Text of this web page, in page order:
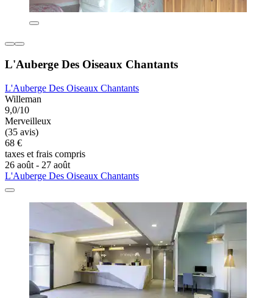
L'Auberge Des Oiseaux Chantants
L'Auberge Des Oiseaux Chantants
Willeman
9,0/10
Merveilleux
(35 avis)
68 €
taxes et frais compris
26 août - 27 août
L'Auberge Des Oiseaux Chantants